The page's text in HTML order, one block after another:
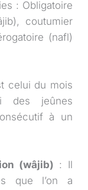
: Obligatoire
coutumier
(nafl)
celui du mois
des jeûnes
à un
(wâjib) : Il
que l’on a